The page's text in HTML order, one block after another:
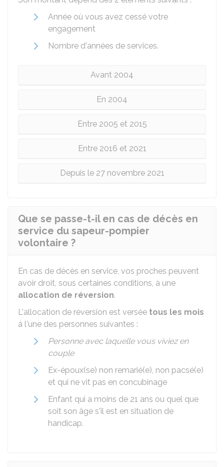
Année où vous avez cessé votre
engagement
Nombre d'années de services.
Avant 2004
En 2004
Entre 2005 et 2015
Entre 2016 et 2021
Depuis le 27 novembre 2021
Que se passe-t-il en cas de décès en
service du sapeur-pompier
volontaire ?
En cas de décès en service, vos proches peuvent
avoir droit, sous certaines conditions, à une
allocation de réversion.
L'allocation de réversion est versée tous les mois
à l'une des personnes suivantes :
Personne avec laquelle vous viviez en
couple
Ex-époux(se) non remarié(e), non pacsé(e)
et qui ne vit pas en concubinage
Enfant qui a moins de 21 ans ou quel que
soit son âge s'il est en situation de
handicap.